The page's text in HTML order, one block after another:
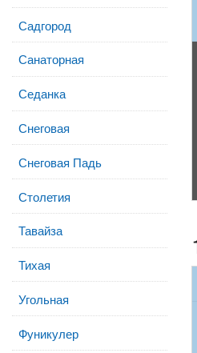
Садгород
Санаторная
Седанка
Снеговая
Снеговая Падь
Столетия
Тавайза
Тихая
Угольная
Фуникулер